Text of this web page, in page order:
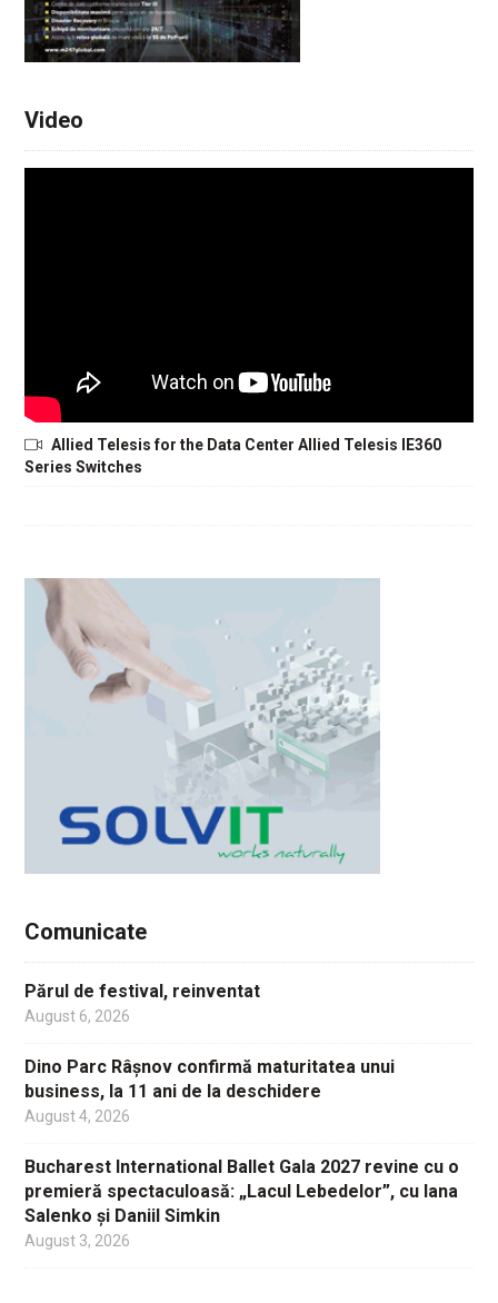
Video
Allied Telesis for the Data Center Allied Telesis IE360
Series Switches
Comunicate
Părul de festival, reinventat
August 6, 2026
Dino Parc Râșnov confirmă maturitatea unui
business, la 11 ani de la deschidere
August 4, 2026
Bucharest International Ballet Gala 2027 revine cu o
premieră spectaculoasă: „Lacul Lebedelor”, cu Iana
Salenko și Daniil Simkin
August 3, 2026